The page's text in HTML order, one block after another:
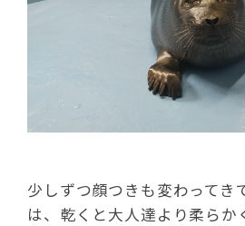
少しずつ顔つきも変わってき
は、乾くと大人達より柔らか